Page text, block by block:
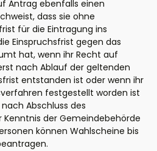
Antrag ebenfalls einen
dass sie ohne
für die Eintragung ins
Einspruchsfrist gegen das
hat, wenn ihr Recht auf
nach Ablauf der geltenden
entstanden ist oder wenn ihr
festgestellt worden ist
Abschluss des
Kenntnis der Gemeindebehörde
können Wahlscheine bis